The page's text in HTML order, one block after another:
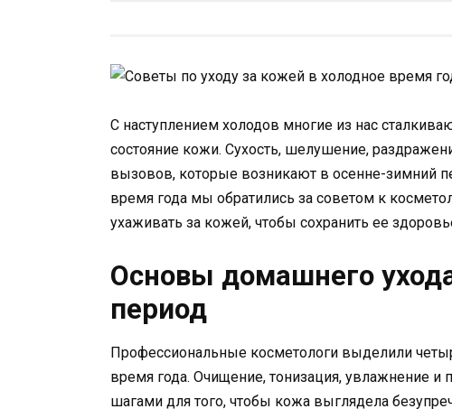
С наступлением холодов многие из нас
состояние кожи. Сухость, шелушение,
вызовов, которые возникают в осенне-зимний
время года мы обратились за советом к
ухаживать за кожей, чтобы сохранить ее
Основы домашнего
период
Профессиональные косметологи выделили
время года. Очищение, тонизация, увлажнение и
шагами для того, чтобы кожа выглядела